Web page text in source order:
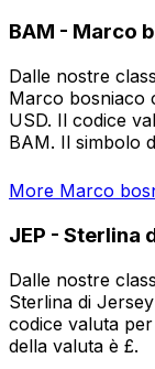
BAM - Marco
Dalle nostre
Marco bosniaco
USD. Il codice
BAM. Il simbolo
More Marco
JEP - Sterlina
Dalle nostre
Sterlina di
codice valuta
della valuta è £.